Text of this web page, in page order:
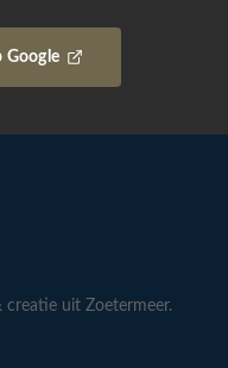
Google
creatie uit Zoetermeer.